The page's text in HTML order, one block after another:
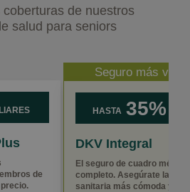
de nuestros
salud para seniors
de
Seguro más
HASTA 35%
DKV Integral
El seguro de cuadro
completo. Asegúrate la
sanitaria más cómoda y